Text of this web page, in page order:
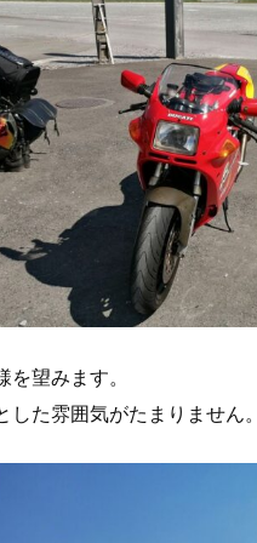
望みます。
した雰囲気がたまりません